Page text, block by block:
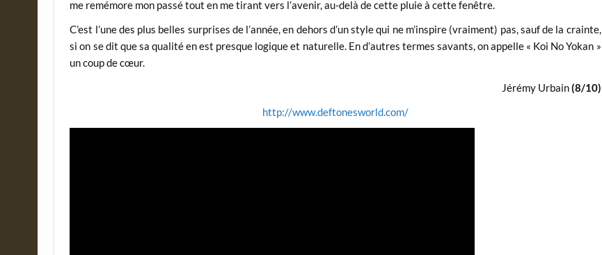
me remémore mon passé tout en me tirant vers l’avenir, au-delà de cette pluie à cette fenêtre.
C’est l’une des plus belles surprises de l’année, en dehors d’un style qui ne m’inspire (vraiment) pas, sauf de la crainte,
si on se dit que sa qualité en est presque logique et naturelle. En d’autres termes savants, on appelle « Koi No Yokan »
un coup de cœur.
Jérémy Urbain(8/10)
http://www.deftonesworld.com/